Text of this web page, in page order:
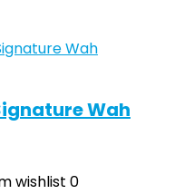
Wah
wishlist 0